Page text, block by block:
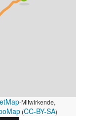
-Mitwirkende,
(CC-BY-SA)